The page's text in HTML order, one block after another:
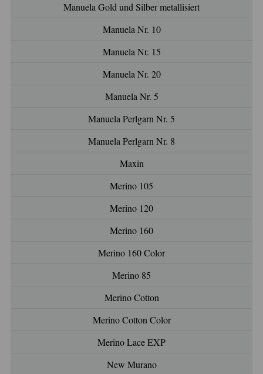
Manuela Gold und Silber metallisiert
Manuela Nr. 10
Manuela Nr. 15
Manuela Nr. 20
Manuela Nr. 5
Manuela Perlgarn Nr. 5
Manuela Perlgarn Nr. 8
Maxin
Merino 105
Merino 120
Merino 160
Merino 160 Color
Merino 85
Merino Cotton
Merino Cotton Color
Merino Lace EXP
New Murano